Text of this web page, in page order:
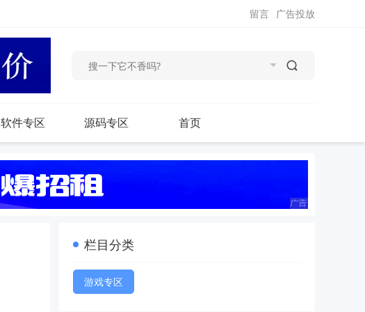
广告投放
留言
软件专区 源码专区 首页
栏目分类
游戏专区